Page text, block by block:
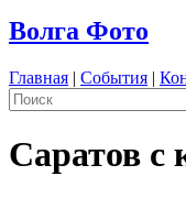
Волга Фото
Главная | События |
Cаратов с